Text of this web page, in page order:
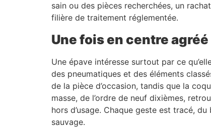
sain ou des pièces recherchées, un
filière de traitement réglementée.
Une fois en centre
Une épave intéresse surtout par ce
des pneumatiques et des éléments
de la pièce d’occasion, tandis que la
masse, de l’ordre de neuf dixièmes,
hors d’usage. Chaque geste est tracé,
sauvage.